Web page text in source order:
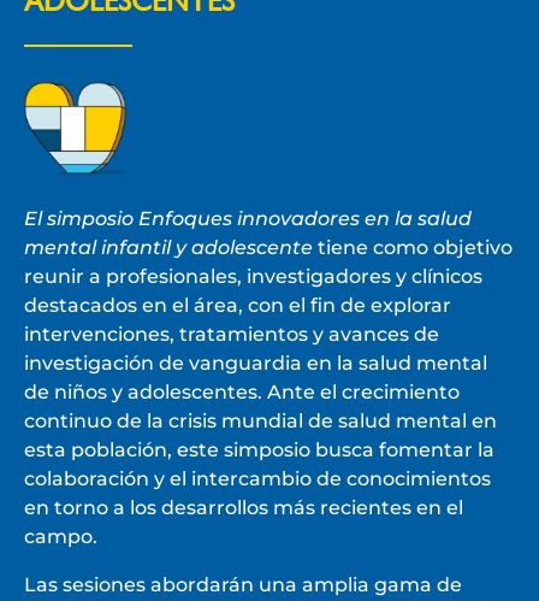
El simposio Enfoques innovadores en la salud
mental infantil y adolescente tiene como objetivo
reunir a profesionales, investigadores y clínicos
destacados en el área, con el fin de explorar
intervenciones, tratamientos y avances de
investigación de vanguardia en la salud mental
de niños y adolescentes. Ante el crecimiento
continuo de la crisis mundial de salud mental en
esta población, este simposio busca fomentar la
colaboración y el intercambio de conocimientos
en torno a los desarrollos más recientes en el
campo.
Las sesiones abordarán una amplia gama de